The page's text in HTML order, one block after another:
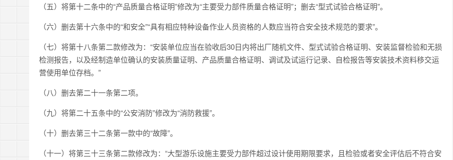
（五）将第十二条中的“产品质量合格证明”修改为“主要受力部件质量合格证明”；删去“型式试验合格证明”。
（六）删去第十六条中的“和安全”“具有相应特种设备作业人员资格的人数应当符合安全技术规范的要求”。
（七）将第十八条第二款修改为：“安装单位应当在验收后30日内将出厂随机文件、型式试验合格证明、安装监督检验和无损
检测报告，以及经制造单位确认的安装质量证明、产品质量合格证明、调试及试运行记录、自检报告等安装技术资料移交运
营使用单位存档。”
（八）删去第二十一条第二项。
（九）将第二十五条中的“公安消防”修改为“消防救援”。
（十）删去第三十二条第一款中的“故障”。
（十一）将第三十三条第二款修改为：“大型游乐设施主要受力部件超过设计使用期限要求，且检验或者安全评估后不符合安